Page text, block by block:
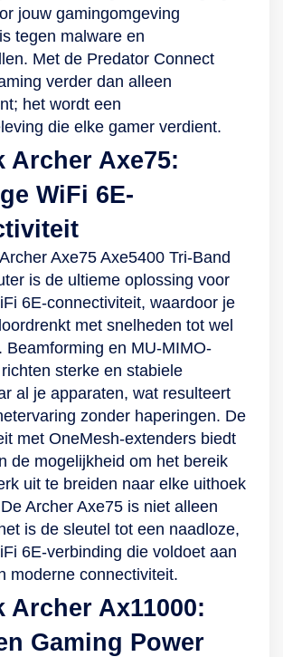
jouw gamingomgeving
tegen malware en
Met de Predator Connect
verder dan alleen
het wordt een
die elke gamer verdient.
Archer Axe75:
WiFi 6E-
Axe75 Axe5400 Tri-Band
is de ultieme oplossing voor
6E-connectiviteit, waardoor je
met snelheden tot wel
Beamforming en MU-MIMO-
sterke en stabiele
al je apparaten, wat resulteert
zonder haperingen. De
met OneMesh-extenders biedt
de mogelijkheid om het bereik
uit te breiden naar elke uithoek
Archer Axe75 is niet alleen
is de sleutel tot een naadloze,
6E-verbinding die voldoet aan
moderne connectiviteit.
Archer Ax11000:
Gaming Power